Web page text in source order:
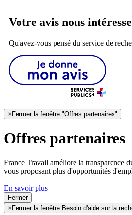
Votre avis nous intéresse
Qu'avez-vous pensé du service de
× Fermer la fenêtre "Offres partenaires"
Offres partenaires
France Travail améliore la transparence
vous proposant plus d'opportunités
En savoir plus
Fermer
× Fermer la fenêtre Besoin d'aide sur la